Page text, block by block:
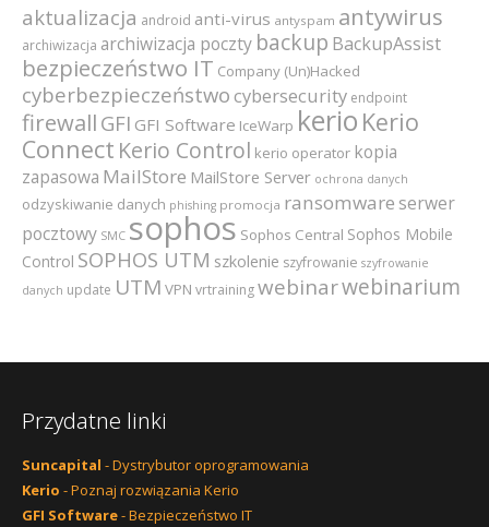
aktualizacja android anti-virus antyspam antywirus
archiwizacja archiwizacja poczty backup BackupAssist
bezpieczeństwo IT Company (Un)Hacked
cyberbezpieczeństwocybersecurity endpoint
firewall GFI GFI Software IceWarp kerio Kerio
Connect Kerio Control kerio operator kopia
zapasowa MailStore MailStore Server ochrona danych
odzyskiwanie danych phishing promocja ransomware serwer
pocztowy SMC sophos Sophos Central Sophos Mobile
Control SOPHOS UTM szkolenie szyfrowanie szyfrowanie
danych update UTM VPN vrtrainingwebinarwebinarium
Przydatne linki
Suncapital - Dystrybutor oprogramowania
Kerio - Poznaj rozwiązania Kerio
GFI Software- Bezpieczeństwo IT